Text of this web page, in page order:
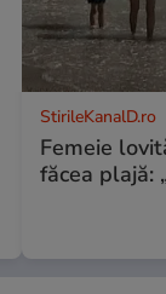
StirileKanalD.ro
Femeie
făcea plajă: